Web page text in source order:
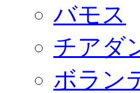
バモス
チアダ
ボラン